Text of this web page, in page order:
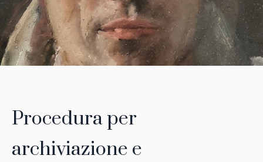
Procedura per
archiviazione e